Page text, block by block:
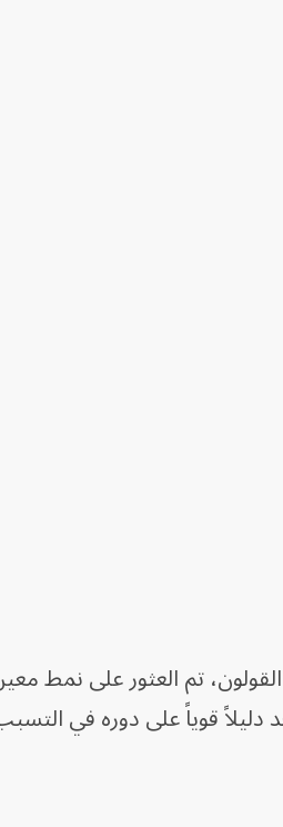
تم العثور على نمط
دليلاً قوياً على دوره في